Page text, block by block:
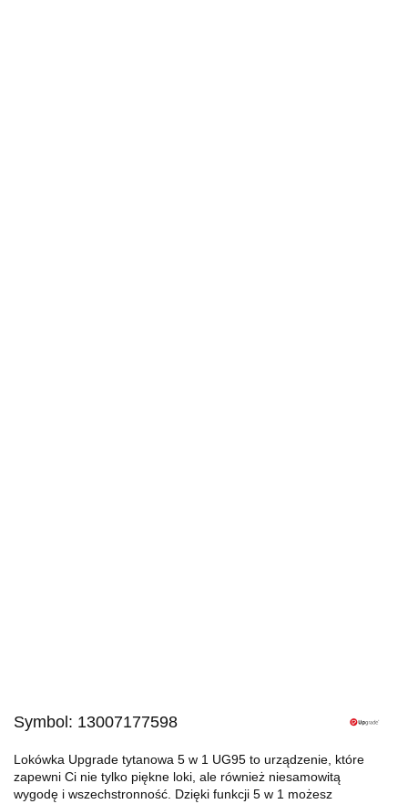
Symbol: 13007177598
Lokówka Upgrade tytanowa 5 w 1 UG95 to urządzenie, które
zapewni Ci nie tylko piękne loki, ale również niesamowitą
wygodę i wszechstronność. Dzięki funkcji 5 w 1 możesz